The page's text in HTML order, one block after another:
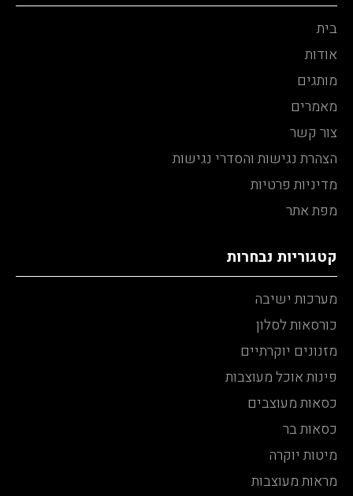
בית
אודות
מותגים
מאמרים
צור קשר
הצהרת נגישות והסדרי נגישות
מדיניות פרטיות
מפת אתר
קטגוריות נבחרות
מערכות ישיבה
כורסאות לסלון
מזנונים יוקרתיים
פינות אוכל מעוצבות
כסאות מעוצבים
כסאות בר
מיטות יוקרה
מראות מעוצבות